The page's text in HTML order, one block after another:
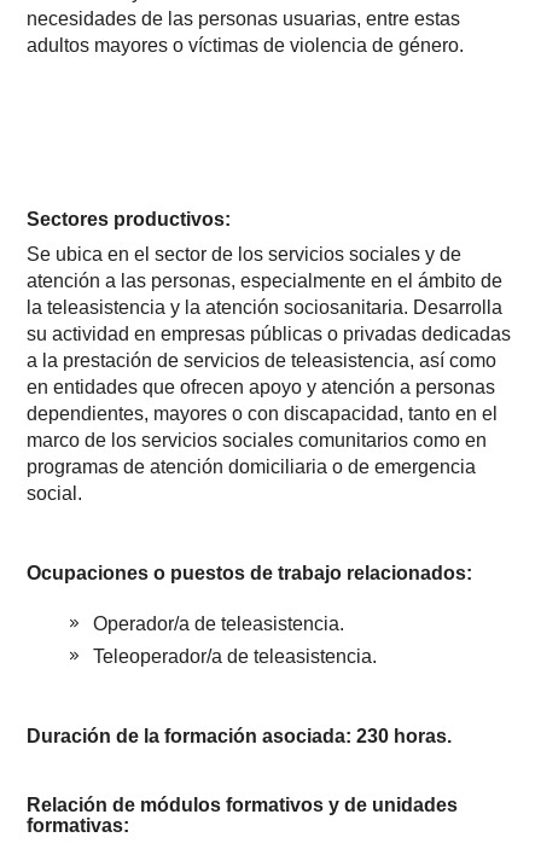
necesidades de las personas usuarias, entre estas
adultos mayores o víctimas de violencia de género.
Sectores productivos:
Se ubica en el sector de los servicios sociales y de
atención a las personas, especialmente en el ámbito de
la teleasistencia y la atención sociosanitaria. Desarrolla
su actividad en empresas públicas o privadas dedicadas
a la prestación de servicios de teleasistencia, así como
en entidades que ofrecen apoyo y atención a personas
dependientes, mayores o con discapacidad, tanto en el
marco de los servicios sociales comunitarios como en
programas de atención domiciliaria o de emergencia
social.
Ocupaciones o puestos de trabajo relacionados:
Operador/a de teleasistencia.
Teleoperador/a de teleasistencia.
Duración de la formación asociada: 230 horas.
Relación de módulos formativos y de unidades
formativas: